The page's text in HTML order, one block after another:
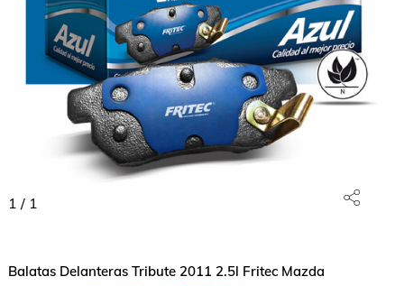
1 / 1
Balatas Delanteras Tribute 2011 2.5l Fritec Mazda